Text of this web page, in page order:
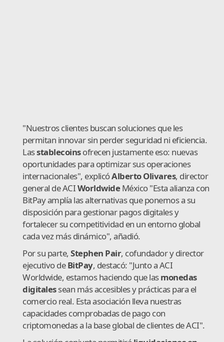
"Nuestros clientes buscan soluciones que les
permitan innovar sin perder seguridad ni eficiencia.
Lasstablecoinsofrecen justamente eso: nuevas
oportunidades para optimizar sus operaciones
internacionales", explicóAlberto Olivares, director
general de ACIWorldwideMéxico "Esta alianza con
BitPay amplía las alternativas que ponemos a su
disposición para gestionar pagos digitales y
fortalecer su competitividad en un entorno global
cada vez más dinámico", añadió.
Por su parte, Stephen Pair, cofundador y director
ejecutivo deBitPay, destacó: "Junto a ACI
Worldwide, estamos haciendo que lasmonedas
digitalessean más accesibles y prácticas para el
comercio real. Esta asociación lleva nuestras
capacidades comprobadas de pago con
criptomonedas a la base global de clientes de ACI".